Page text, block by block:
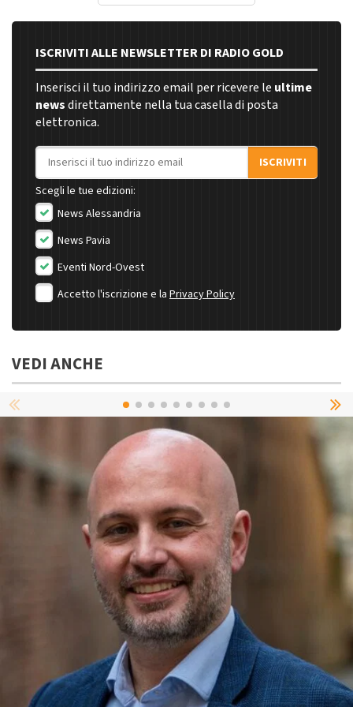
ISCRIVITI ALLE NEWSLETTER DI RADIO GOLD
Inserisci il tuo indirizzo email per ricevere le ultime
newsdirettamente nella tua casella di posta
elettronica.
Indirizzo email
ISCRIVITI
Scegli le tue edizioni:
News Alessandria
News Pavia
Eventi Nord-Ovest
Accetto l'iscrizione e la Privacy Policy
VEDI ANCHE